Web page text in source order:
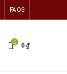
FAQS
0 0 ₫